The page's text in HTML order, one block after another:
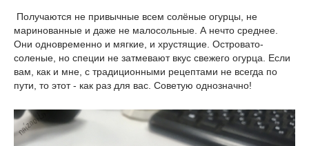
Получаются не привычные всем солёные огурцы, не
маринованные и даже не малосольные. А нечто среднее.
Они одновременно и мягкие, и хрустящие. Островато-
соленые, но специи не затмевают вкус свежего огурца. Если
вам, как и мне, с традиционными рецептами не всегда по
пути, то этот - как раз для вас. Советую однозначно!